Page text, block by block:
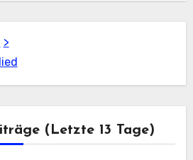
>
(letzte 13 Tage)